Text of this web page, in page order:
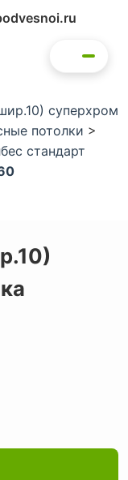
суперхром
потолки >
стандарт